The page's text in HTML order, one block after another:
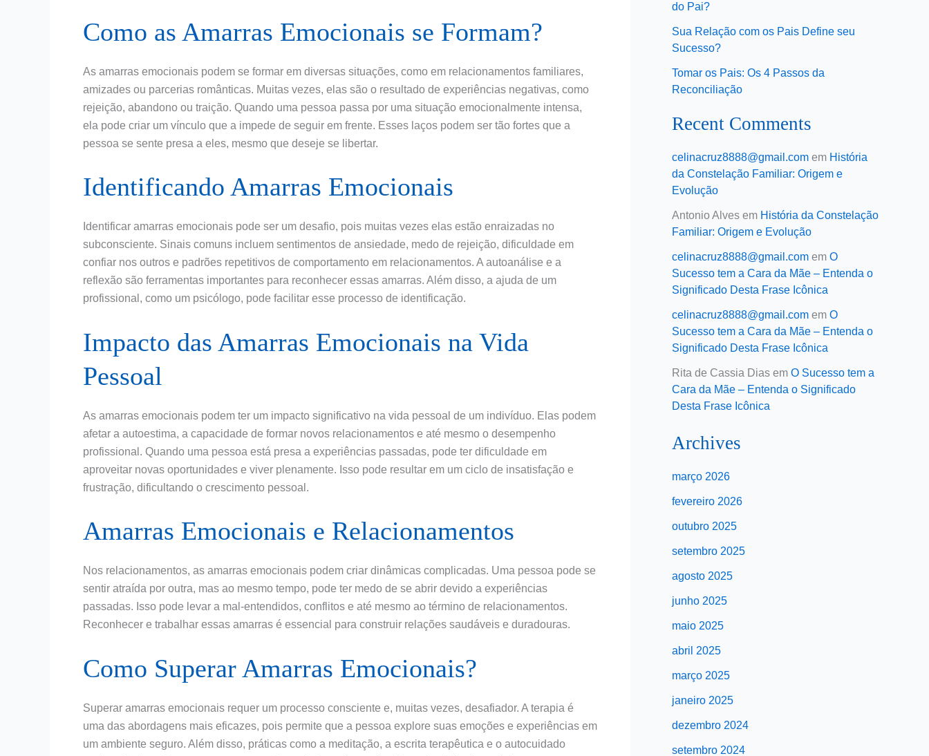
Como as Amarras Emocionais se Formam?
As amarras emocionais podem se formar em diversas situações, como em relacionamentos familiares,
amizades ou parcerias românticas. Muitas vezes, elas são o resultado de experiências negativas, como
rejeição, abandono ou traição. Quando uma pessoa passa por uma situação emocionalmente intensa,
ela pode criar um vínculo que a impede de seguir em frente. Esses laços podem ser tão fortes que a
pessoa se sente presa a eles, mesmo que deseje se libertar.
Identificando Amarras Emocionais
Identificar amarras emocionais pode ser um desafio, pois muitas vezes elas estão enraizadas no
subconsciente. Sinais comuns incluem sentimentos de ansiedade, medo de rejeição, dificuldade em
confiar nos outros e padrões repetitivos de comportamento em relacionamentos. A autoanálise e a
reflexão são ferramentas importantes para reconhecer essas amarras. Além disso, a ajuda de um
profissional, como um psicólogo, pode facilitar esse processo de identificação.
Impacto das Amarras Emocionais na Vida
Pessoal
As amarras emocionais podem ter um impacto significativo na vida pessoal de um indivíduo. Elas podem
afetar a autoestima, a capacidade de formar novos relacionamentos e até mesmo o desempenho
profissional. Quando uma pessoa está presa a experiências passadas, pode ter dificuldade em
aproveitar novas oportunidades e viver plenamente. Isso pode resultar em um ciclo de insatisfação e
frustração, dificultando o crescimento pessoal.
Amarras Emocionais e Relacionamentos
Nos relacionamentos, as amarras emocionais podem criar dinâmicas complicadas. Uma pessoa pode se
sentir atraída por outra, mas ao mesmo tempo, pode ter medo de se abrir devido a experiências
passadas. Isso pode levar a mal-entendidos, conflitos e até mesmo ao término de relacionamentos.
Reconhecer e trabalhar essas amarras é essencial para construir relações saudáveis e duradouras.
Como Superar Amarras Emocionais?
Superar amarras emocionais requer um processo consciente e, muitas vezes, desafiador. A terapia é
uma das abordagens mais eficazes, pois permite que a pessoa explore suas emoções e experiências em
um ambiente seguro. Além disso, práticas como a meditação, a escrita terapêutica e o autocuidado
do Pai?
Sua Relação com os Pais Define seu
Sucesso?
Tomar os Pais: Os 4 Passos da
Reconciliação
Recent Comments
celinacruz8888@gmail.com em História
da Constelação Familiar: Origem e
Evolução
Antonio Alves em História da Constelação
Familiar: Origem e Evolução
celinacruz8888@gmail.com em O
Sucesso tem a Cara da Mãe – Entenda o
Significado Desta Frase Icônica
celinacruz8888@gmail.com em O
Sucesso tem a Cara da Mãe – Entenda o
Significado Desta Frase Icônica
Rita de Cassia Dias em O Sucesso tem a
Cara da Mãe – Entenda o Significado
Desta Frase Icônica
Archives
março 2026
fevereiro 2026
outubro 2025
setembro 2025
agosto 2025
junho 2025
maio 2025
abril 2025
março 2025
janeiro 2025
dezembro 2024
setembro 2024